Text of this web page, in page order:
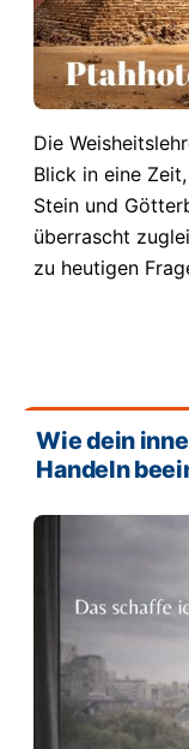
Die
Blick in eine
Stein und
überrascht
zu heutigen
Wie dein
Handeln